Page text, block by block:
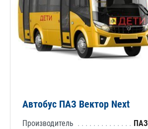
Автобус ПАЗ Вектор Next
Производитель
ПАЗ